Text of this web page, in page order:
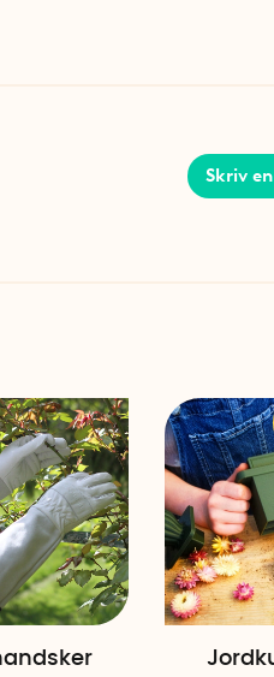
steder, der har givet
du kan skrive detaljerede
kan skrive nogle af dine
ned.
har to flotte
Skriv